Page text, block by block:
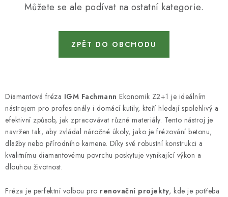
NÁSTROJE PRO OPRACOVÁNÍ KOVU
NÁSTROJE PRO FRÉZOVÁNÍ
NÁSTROJE PRO ŘEZÁNÍ KOVU
POTŘEBUJI DOBRÝ STROJ
Můžete se ale podívat na ostatní kategorie.
ZPĚT DO OBCHODU
Diamantová fréza IGM Fachmann Ekonomik Z2+1 je ideálním
nástrojem pro profesionály i domácí kutily, kteří hledají spolehlivý a
efektivní způsob, jak zpracovávat různé materiály. Tento nástroj je
navržen tak, aby zvládal náročné úkoly, jako je frézování betonu,
dlažby nebo přírodního kamene. Díky své robustní konstrukci a
kvalitnímu diamantovému povrchu poskytuje vynikající výkon a
dlouhou životnost.
Fréza je perfektní volbou pro renovační projekty, kde je potřeba